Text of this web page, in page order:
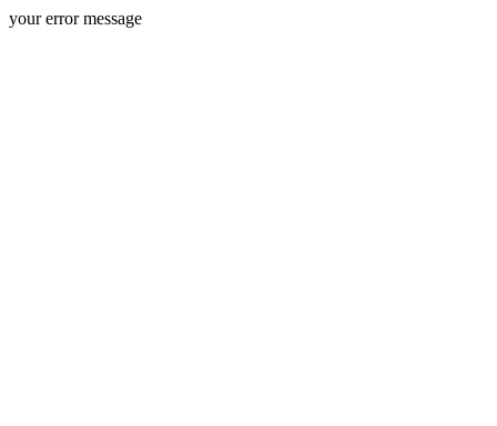
your error message